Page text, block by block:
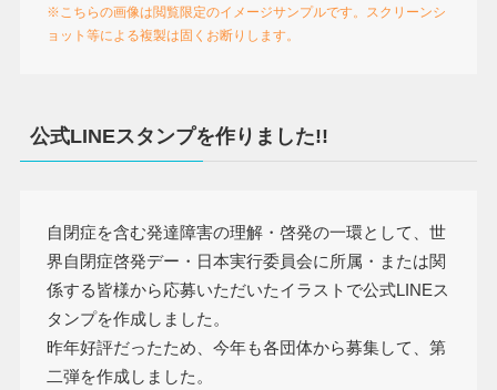
※こちらの画像は閲覧限定のイメージサンプルです。スクリーンシ
ョット等による複製は固くお断りします。
公式LINEスタンプを作りました!!
自閉症を含む発達障害の理解・啓発の一環として、世
界自閉症啓発デー・日本実行委員会に所属・または関
係する皆様から応募いただいたイラストで公式LINEス
タンプを作成しました。
昨年好評だったため、今年も各団体から募集して、第
二弾を作成しました。